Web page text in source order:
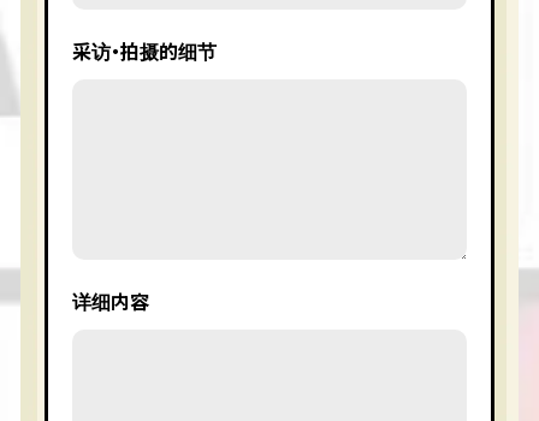
采访・拍摄的细节
详细内容